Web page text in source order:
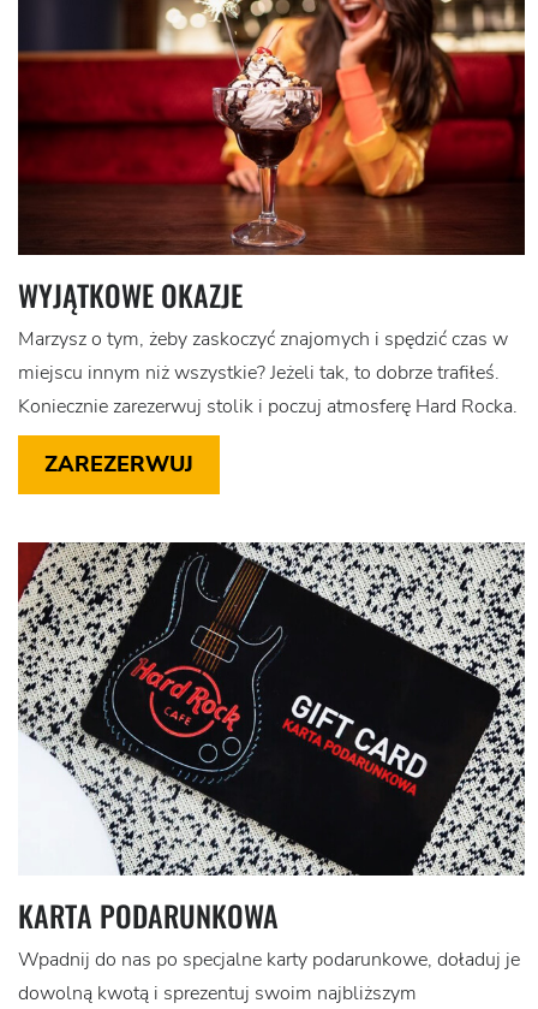
WYJĄTKOWE OKAZJE
Marzysz o tym, żeby zaskoczyć znajomych i spędzić czas w
miejscu innym niż wszystkie? Jeżeli tak, to dobrze trafiłeś.
Koniecznie zarezerwuj stolik i poczuj atmosferę Hard Rocka.
ZAREZERWUJ
KARTA PODARUNKOWA
Wpadnij do nas po specjalne karty podarunkowe, doładuj je
dowolną kwotą i sprezentuj swoim najbliższym